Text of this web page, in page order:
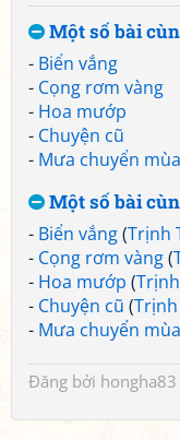
Một số bài
- Biển vắng
- Cọng rơm vàng
- Hoa mướp
- Chuyện cũ
- Mưa chuyển mùa
Một số bài
- Biển vắng(Trịnh
- Cọng rơm vàng(
- Hoa mướp (
- Chuyện cũ (
- Mưa chuyển mùa
Đăng bởi hongha83